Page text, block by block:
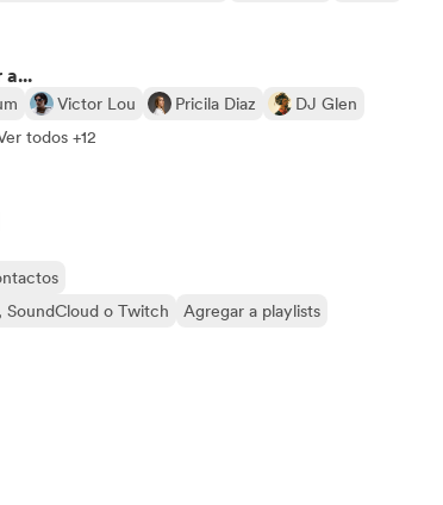
a...
Victor Lou Pricila Diaz
DJ Glen
todos +12
SoundCloud o Twitch
Agregar a playlists